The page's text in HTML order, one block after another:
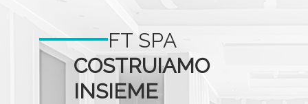
FT SPA
COSTRUIAMO
INSIEME